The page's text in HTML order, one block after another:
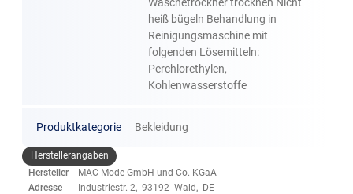
heiß bügeln Behandlung in
Reinigungsmaschine mit
folgenden Lösemitteln:
Perchlorethylen,
Kohlenwasserstoffe
Produktkategorie Bekleidung
Herstellerangaben
Hersteller
MAC Mode GmbH und Co. KGaA
Adresse
Industriestr. 2, 93192 Wald, DE